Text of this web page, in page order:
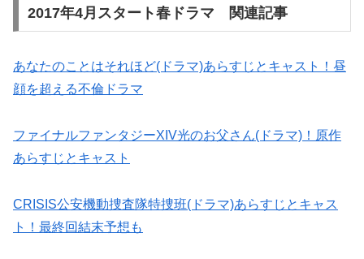
2017年4月スタート春ドラマ 関連記事
あなたのことはそれほど(ドラマ)あらすじとキャスト！昼
顔を超える不倫ドラマ
ファイナルファンタジーXIV光のお父さん(ドラマ)！原作
あらすじとキャスト
CRISIS公安機動捜査隊特捜班(ドラマ)あらすじとキャス
ト！最終回結末予想も